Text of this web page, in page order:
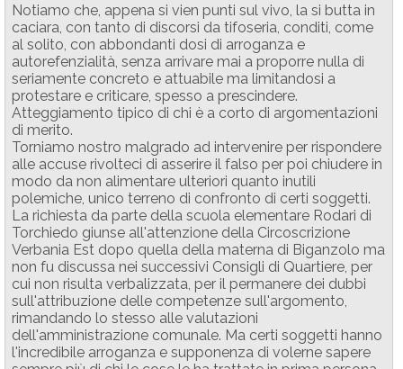
Notiamo che, appena si vien punti sul vivo, la si butta in
caciara, con tanto di discorsi da tifoseria, conditi, come
al solito, con abbondanti dosi di arroganza e
autorefenzialità, senza arrivare mai a proporre nulla di
seriamente concreto e attuabile ma limitandosi a
protestare e criticare, spesso a prescindere.
Atteggiamento tipico di chi è a corto di argomentazioni
di merito.
Torniamo nostro malgrado ad intervenire per rispondere
alle accuse rivolteci di asserire il falso per poi chiudere in
modo da non alimentare ulteriori quanto inutili
polemiche, unico terreno di confronto di certi soggetti.
La richiesta da parte della scuola elementare Rodari di
Torchiedo giunse all'attenzione della Circoscrizione
Verbania Est dopo quella della materna di Biganzolo ma
non fu discussa nei successivi Consigli di Quartiere, per
cui non risulta verbalizzata, per il permanere dei dubbi
sull'attribuzione delle competenze sull'argomento,
rimandando lo stesso alle valutazioni
dell'amministrazione comunale. Ma certi soggetti hanno
l'incredibile arroganza e supponenza di volerne sapere